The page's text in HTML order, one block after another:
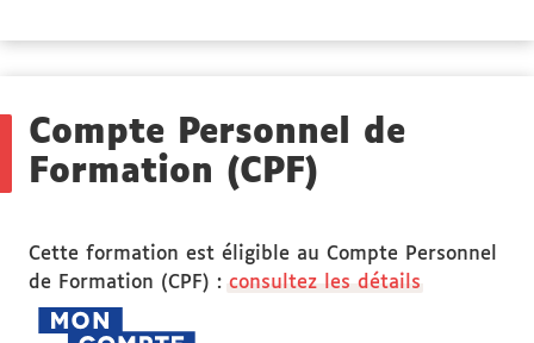
des
Compte Personnel de
Formation (CPF)
Cette formation est éligible au Compte Personnel
de Formation (CPF) : consultez les détails